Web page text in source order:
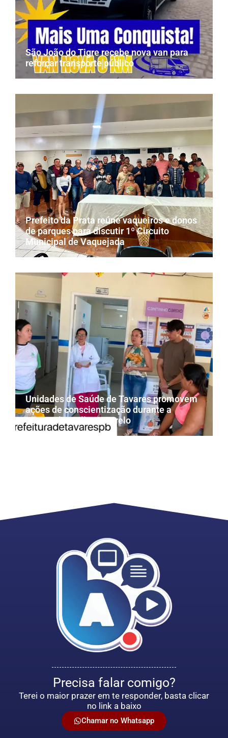
São João do Tigre recebe nova van para
reforçar transporte público
Prefeito da Prata reúne vaqueiros e donos
de parques para discutir 1º Circuito
Municipal de Vaquejada
Unidades de Saúde de Tavares promovem
ações de conscientização durante a
campanha Julho Amarelo
Precisa falar comigo?
Terei o maior prazer em te responder, basta clicar
no link a baixo
Chamar no Whatsapp